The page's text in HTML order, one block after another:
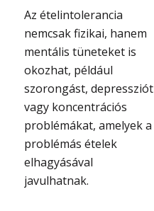
Az ételintolerancia
nemcsak fizikai, hanem
mentális tüneteket is
okozhat, például
szorongást, depressziót
vagy koncentrációs
problémákat, amelyek a
problémás ételek
elhagyásával
javulhatnak.